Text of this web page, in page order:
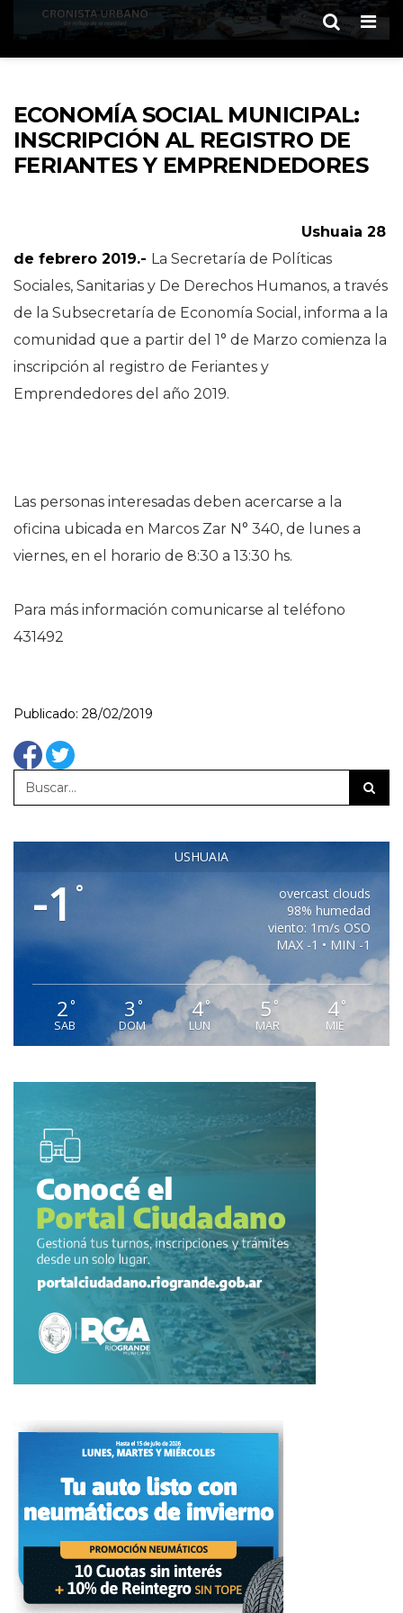
ECONOMÍA SOCIAL MUNICIPAL:
INSCRIPCIÓN AL REGISTRO DE
FERIANTES Y EMPRENDEDORES
Ushuaia 28
de febrero 2019.- La Secretaría de Políticas
Sociales, Sanitarias y De Derechos Humanos, a través
de la Subsecretaría de Economía Social, informa a la
comunidad que a partir del 1° de Marzo comienza la
inscripción al registro de Feriantes y
Emprendedores del año 2019.
Las personas interesadas deben acercarse a la
oficina ubicada en Marcos Zar N° 340, de lunes a
viernes, en el horario de 8:30 a 13:30 hs.
Para más información comunicarse al teléfono
431492
Publicado: 28/02/2019
USHUAIA
-1 °
overcast clouds
98% humedad
viento: 1m/s OSO
MAX -1 • MIN -1
2°
SAB
3 °
DOM
4°
LUN
5 °
MAR
4°
MIE